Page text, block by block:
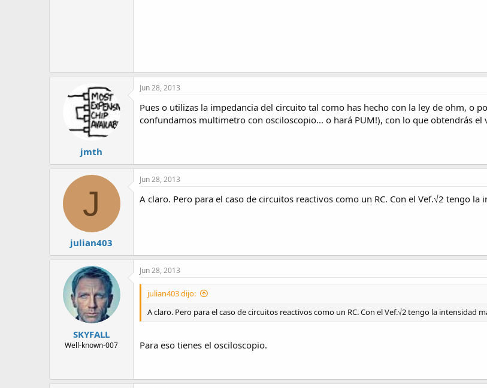
jmth
Jun 28, 2013
Pues o utilizas la impedancia del circuito tal como has hecho con la ley de ohm, o
confundamos multimetro con osciloscopio... o hará PUM!), con lo que obtendrás el
J
julian403
Jun 28, 2013
A claro. Pero para el caso de circuitos reactivos como un RC. Con el Vef.√2 tengo
SKYFALL
Well-known-007
Jun 28, 2013
julian403 dijo:
A claro. Pero para el caso de circuitos reactivos como un RC. Con el Vef.√2 tengo la intensidad
Para eso tienes el osciloscopio.